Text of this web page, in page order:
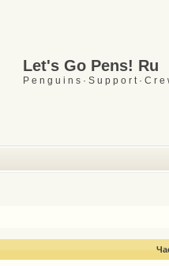
Let's Go Pens! Ru
P e n g u i n s · S u p p o r t · C r e